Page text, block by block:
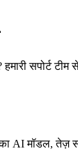
सपोर्ट टीम
AI मॉडल, तेज़